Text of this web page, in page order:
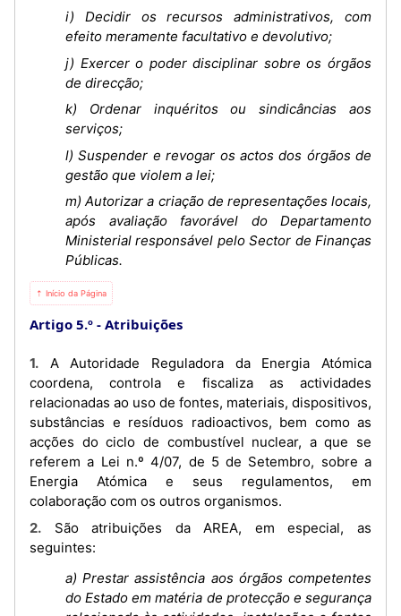
i) Decidir os recursos administrativos, com
efeito meramente facultativo e devolutivo;
j) Exercer o poder disciplinar sobre os órgãos
de direcção;
k) Ordenar inquéritos ou sindicâncias aos
serviços;
l) Suspender e revogar os actos dos órgãos de
gestão que violem a lei;
m) Autorizar a criação de representações locais,
após avaliação favorável do Departamento
Ministerial responsável pelo Sector de Finanças
Públicas.
⇡ Início da Página
Artigo 5.º Atribuições
1. A Autoridade Reguladora da Energia Atómica
coordena, controla e fiscaliza as actividades
relacionadas ao uso de fontes, materiais, dispositivos,
substâncias e resíduos radioactivos, bem como as
acções do ciclo de combustível nuclear, a que se
referem a Lei n.º 4/07, de 5 de Setembro, sobre a
Energia Atómica e seus regulamentos, em
colaboração com os outros organismos.
2. São atribuições da AREA, em especial, as
seguintes:
a) Prestar assistência aos órgãos competentes
do Estado em matéria de protecção e segurança